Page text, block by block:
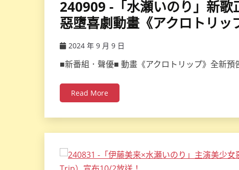
240909 -「水瀬いのり」新
惡墮喜劇動畫《アクロトリ
2024 年 9 月 9 日
■新番組．聲優■ 動畫《アクロトリップ》全新
Read More